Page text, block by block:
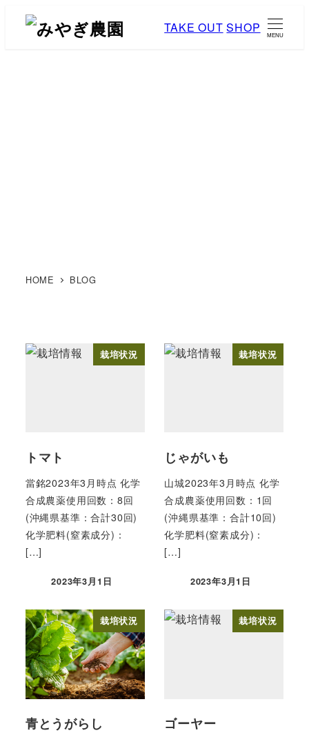
TAKE OUT SHOP
MENU
HOME BLOG
栽培状況
トマト
當銘2023年3月時点 化学
合成農薬使用回数：8回
(沖縄県基準：合計30回)
化学肥料(窒素成分)：
[…]
投稿日
2023年3月1日
栽培状況
じゃがいも
山城2023年3月時点 化学
合成農薬使用回数：1回
(沖縄県基準：合計10回)
化学肥料(窒素成分)：
[…]
投稿日
2023年3月1日
栽培状況
青とうがらし
栽培状況
ゴーヤー